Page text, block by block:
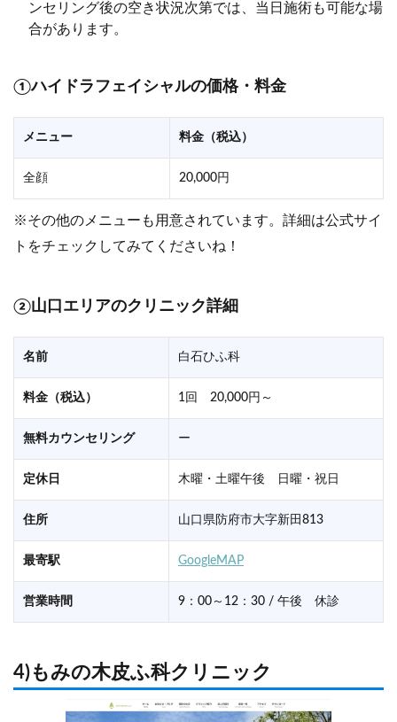
ンセリング後の空き状況次第では、当日施術も可能な場
合があります。
①ハイドラフェイシャルの価格・料金
メニュー 料金（税込）
全顔 20,000円
※その他のメニューも用意されています。詳細は公式サイ
トをチェックしてみてくださいね！
②山口エリアのクリニック詳細
名前 白石ひふ科
料金（税込） 1回 20,000円～
無料カウンセリング ー
定休日 木曜・土曜午後 日曜・祝日
住所 山口県防府市大字新田813
最寄駅 GoogleMAP
営業時間 9：00～12：30 / 午後 休診
4)もみの木皮ふ科クリニック